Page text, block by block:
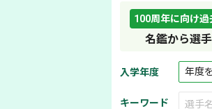
100周年に向け
名鑑から選
入学年度
キーワード